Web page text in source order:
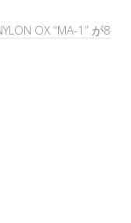
OX “MA-1” が8